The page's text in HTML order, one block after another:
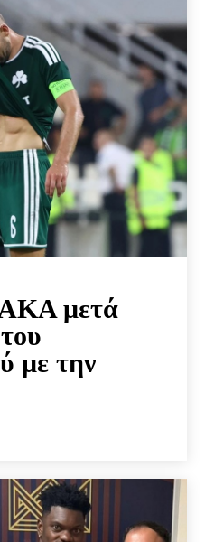
μετά
με την